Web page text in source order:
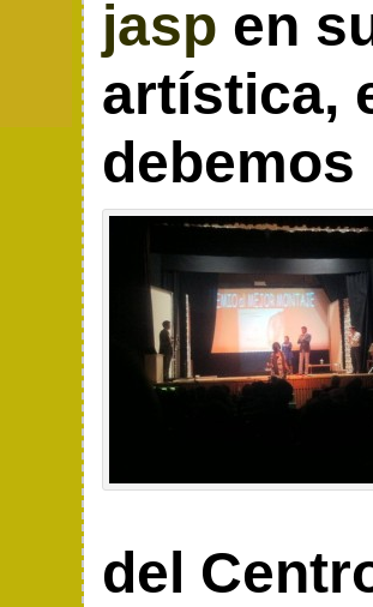
jasp en
artística,
del